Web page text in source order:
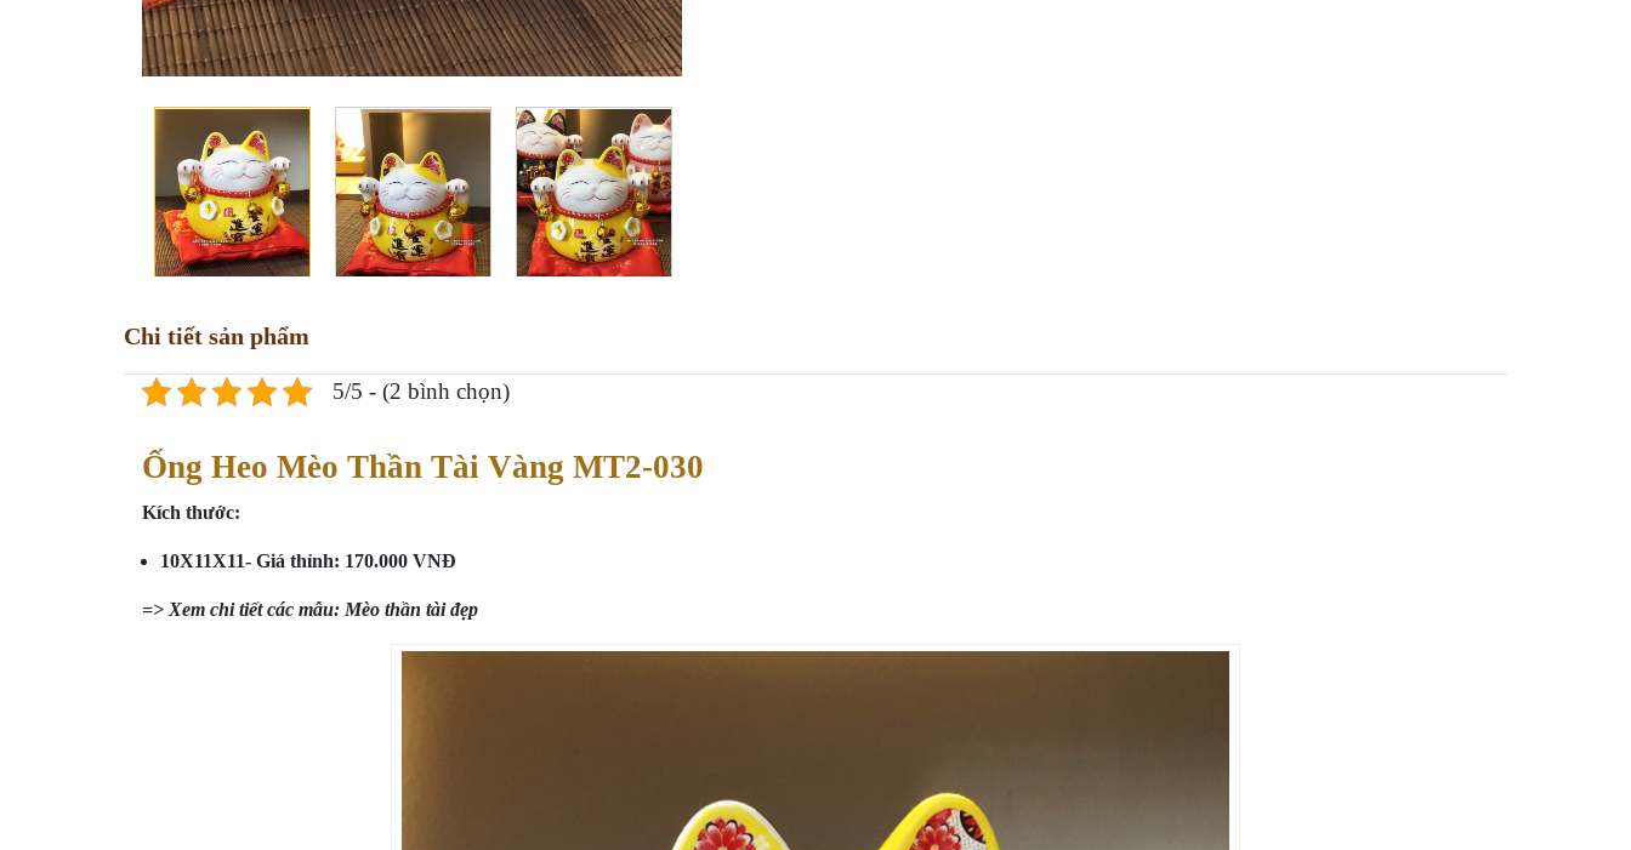
Chi tiết sản phẩm
5/5 - (2 bình chọn)
Ống Heo Mèo Thần Tài Vàng MT2-030
Kích thước:
10X11X11- Giá thỉnh: 170.000 VNĐ
=> Xem chi tiết các mẫu: Mèo thần tài đẹp